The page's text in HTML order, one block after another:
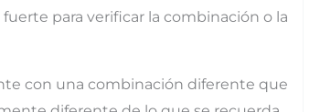
para verificar la combinación o la
con una combinación diferente que